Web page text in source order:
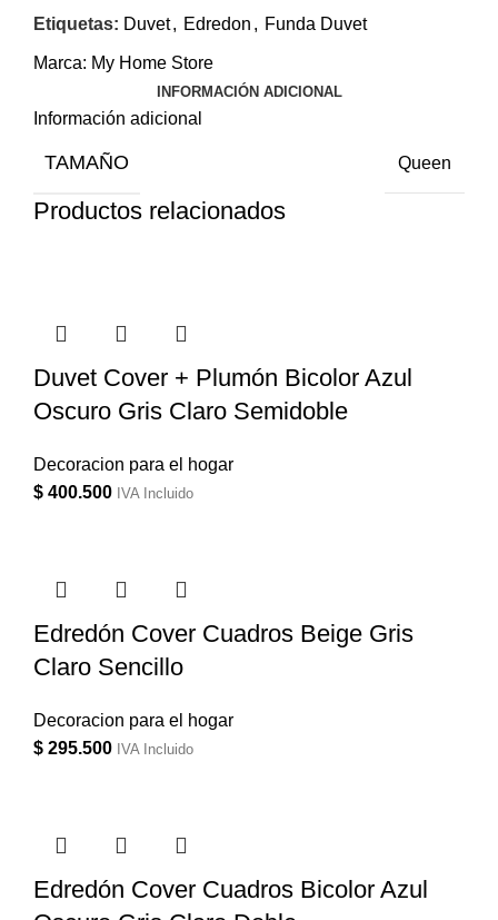
Etiquetas: Duvet, Edredon , Funda Duvet
Marca: My Home Store
INFORMACIÓN ADICIONAL
Información adicional
TAMAÑO Queen
Productos relacionados
Duvet Cover + Plumón Bicolor Azul
Oscuro Gris Claro Semidoble
Decoracion para el hogar
$ 400.500 IVA Incluido
Edredón Cover Cuadros Beige Gris
Claro Sencillo
Decoracion para el hogar
$ 295.500 IVA Incluido
Edredón Cover Cuadros Bicolor Azul